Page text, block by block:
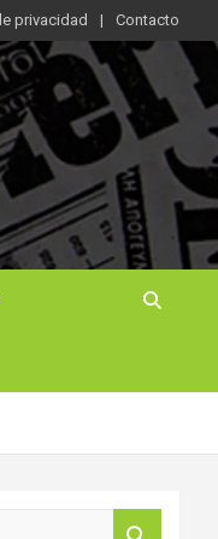
privacidad Contacto